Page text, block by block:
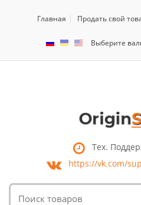
Главная Продать свой
Выберите
Тех.
https://vk.com/